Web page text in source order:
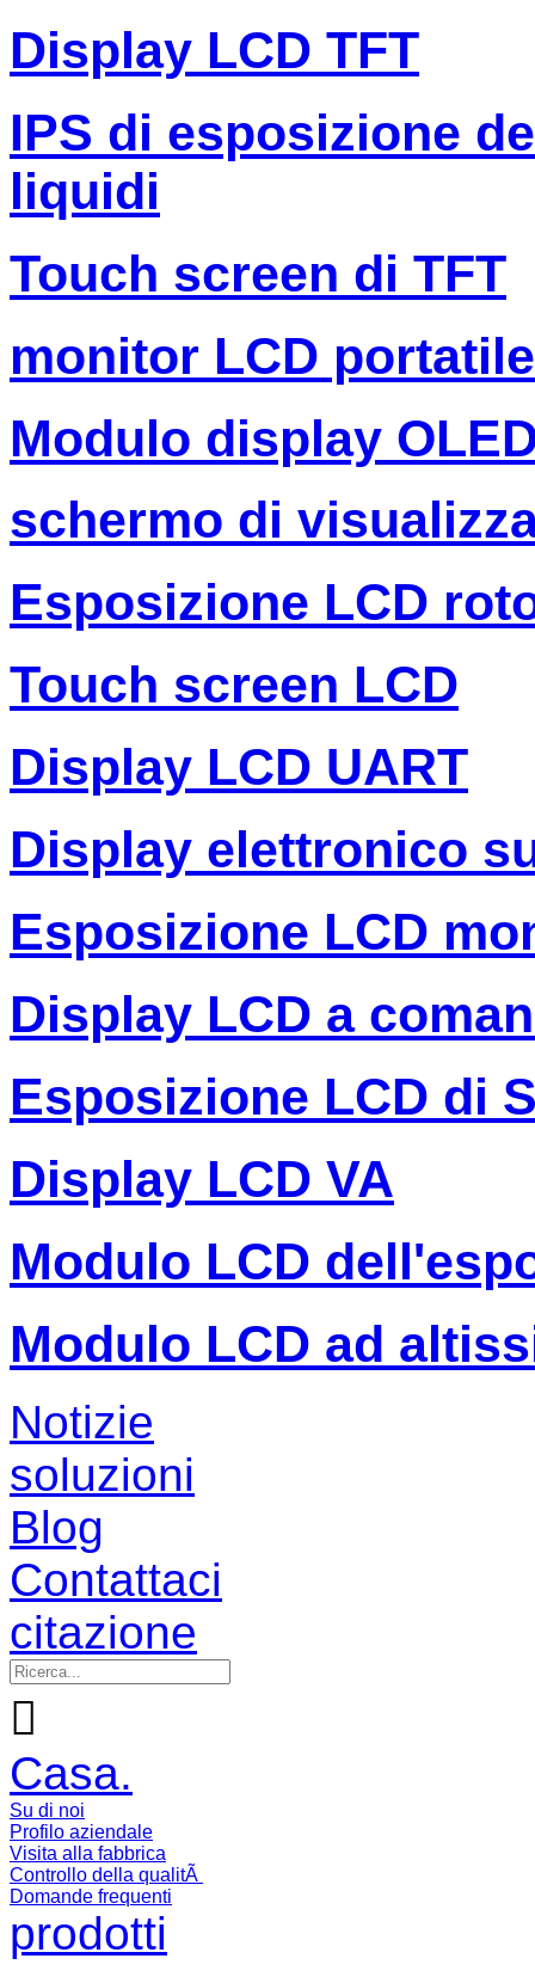
Display LCD TFT
IPS di esposizione
liquidi
Touch screen di TFT
monitor LCD portatile
Modulo display
schermo di
Esposizione LCD
Touch screen LCD
Display LCD UART
Display elettronico
Esposizione LCD
Display LCD a
Esposizione LCD di
Display LCD VA
Modulo LCD
Modulo LCD ad
Notizie
soluzioni
Blog
Contattaci
citazione

Casa.
Su di noi
Profilo aziendale
Visita alla fabbrica
Controllo della qualitÃ
Domande frequenti
prodotti